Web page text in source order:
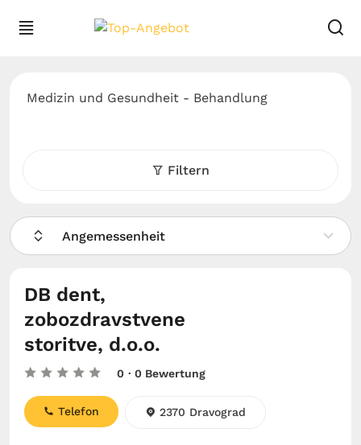
Medizin und Gesundheit - Behandlung
Filtern
Angemessenheit
DB dent,
zobozdravstvene
storitve, d.o.o.
0 · 0 Bewertung
Telefon 2370 Dravograd